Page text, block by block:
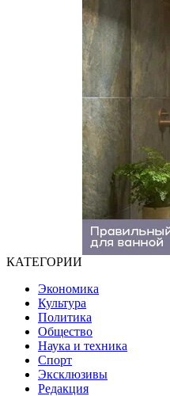
КАТЕГОРИИ
Экономика
Культура
Политика
Общество
Наука и техника
Спорт
Эксклюзивы
Редакция